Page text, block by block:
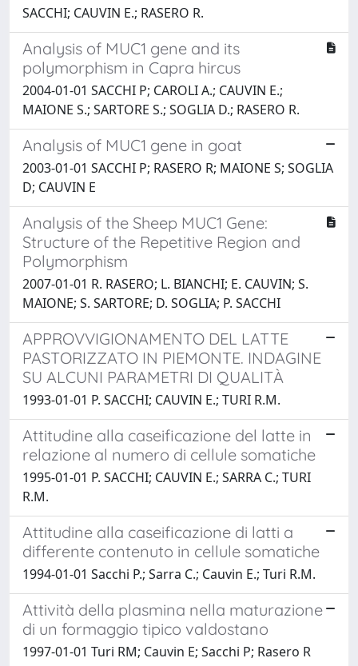
SACCHI; CAUVIN E.; RASERO R.
Analysis of MUC1 gene and its
polymorphism in Capra hircus
2004-01-01 SACCHI P; CAROLI A.; CAUVIN E.;
MAIONE S.; SARTORE S.; SOGLIA D.; RASERO R.
Analysis of MUC1 gene in goat
2003-01-01 SACCHI P; RASERO R; MAIONE S; SOGLIA
D; CAUVIN E
Analysis of the Sheep MUC1 Gene:
Structure of the Repetitive Region and
Polymorphism
2007-01-01 R. RASERO; L. BIANCHI; E. CAUVIN; S.
MAIONE; S. SARTORE; D. SOGLIA; P. SACCHI
APPROVVIGIONAMENTO DEL LATTE
PASTORIZZATO IN PIEMONTE. INDAGINE
SU ALCUNI PARAMETRI DI QUALITÀ
1993-01-01 P. SACCHI; CAUVIN E.; TURI R.M.
Attitudine alla caseificazione del latte in
relazione al numero di cellule somatiche
1995-01-01 P. SACCHI; CAUVIN E.; SARRA C.; TURI
R.M.
Attitudine alla caseificazione di latti a
differente contenuto in cellule somatiche
1994-01-01 Sacchi P.; Sarra C.; Cauvin E.; Turi R.M.
Attività della plasmina nella maturazione
di un formaggio tipico valdostano
1997-01-01 Turi RM; Cauvin E; Sacchi P; Rasero R